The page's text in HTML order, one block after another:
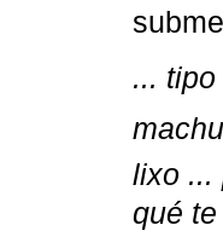
...
lixo ...
qué te